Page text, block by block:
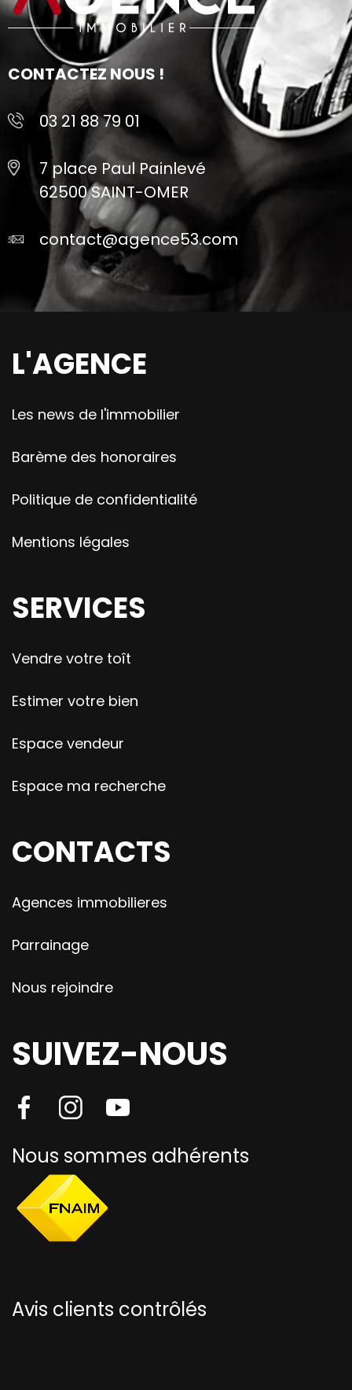
CONTACTEZ NOUS !
03 21 88 79 01
7 place Paul Painlevé
62500 SAINT-OMER
contact@agence53.com
L'AGENCE
Les news de l'immobilier
Barème des honoraires
Politique de confidentialité
Mentions légales
SERVICES
Vendre votre toît
Estimer votre bien
Espace vendeur
Espace ma recherche
CONTACTS
Agences immobilieres
Parrainage
Nous rejoindre
SUIVEZ-NOUS
Nous sommes adhérents
Avis clients contrôlés